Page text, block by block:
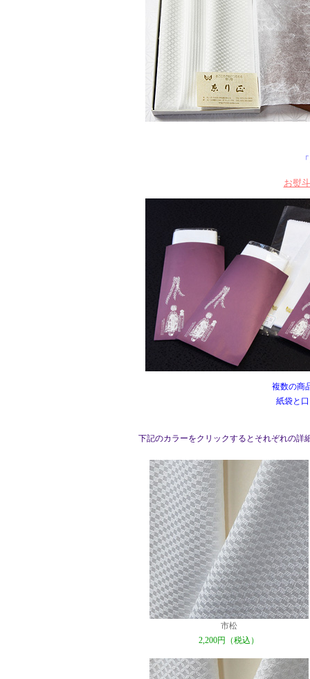
お熨
複数の商
紙袋と
下記のカラーをクリックするとそれぞれの詳
市松
2,200円（税込）